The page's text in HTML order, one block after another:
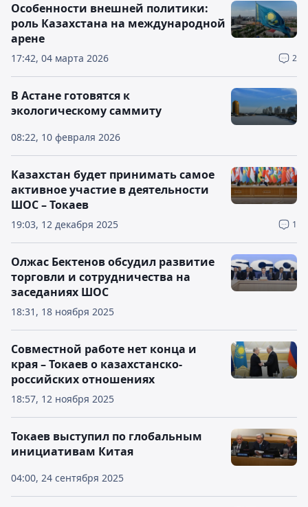
17:42, 04 марта 2026 2
Особенности внешней политики:
роль Казахстана на международной
арене
08:22, 10 февраля 2026
В Астане готовятся к
экологическому саммиту
19:03, 12 декабря 2025 1
Казахстан будет принимать самое
активное участие в деятельности
ШОС – Токаев
18:31, 18 ноября 2025
Олжас Бектенов обсудил развитие
торговли и сотрудничества на
заседаниях ШОС
18:57, 12 ноября 2025
Совместной работе нет конца и
края – Токаев о казахстанско-
российских отношениях
04:00, 24 сентября 2025
Токаев выступил по глобальным
инициативам Китая